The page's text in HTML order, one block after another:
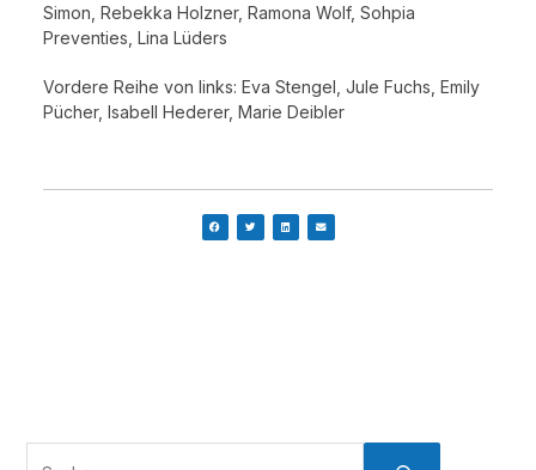
Simon, Rebekka Holzner, Ramona Wolf, Sohpia
Preventies, Lina Lüders
Vordere Reihe von links: Eva Stengel, Jule Fuchs, Emily
Pücher, Isabell Hederer, Marie Deibler